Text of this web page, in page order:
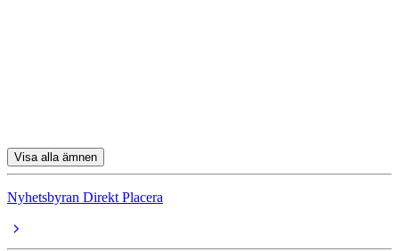
Visa alla ämnen
Nyhetsbyran Direkt Placera